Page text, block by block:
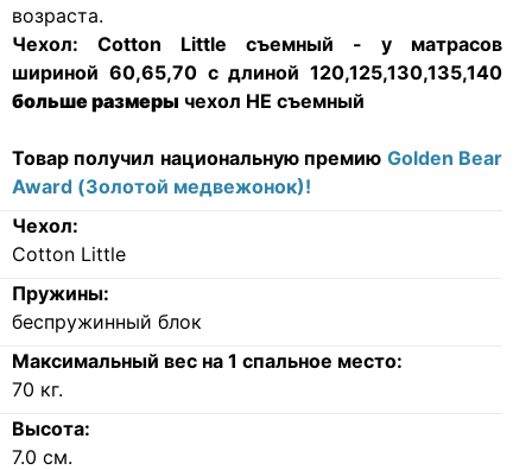
возраста.
Чехол: Cotton Little съемный - у матрасов
шириной 60,65,70 с длиной 120,125,130,135,140
больше размеры чехол НЕ съемный
Товар получил национальную премию Golden Bear
Award (Золотой медвежонок)!
Чехол:
Cotton Little
Пружины:
беспружинный блок
Максимальный вес на 1 спальное место:
70 кг.
Высота:
7.0 см.